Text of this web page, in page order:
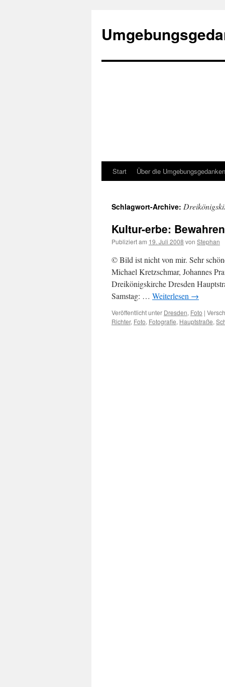
Zum
springen
Start Über die Umgebungsgedanken
Schlagwort-Archive:
Kultur-erbe:
Publiziert am 19. Juli 2008 von Stephan
© Bild ist nicht von mir. Sehr
Michael Kretzschmar, Johannes
Dreikönigskirche Dresden
Samstag: … Weiterlesen →
Veröffentlicht unter Dresden, Foto |
Richter, Foto, Fotografie, Hauptstraße,